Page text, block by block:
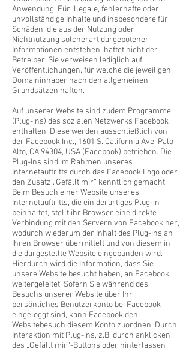
Anwendung. Für illegale, fehlerhafte oder
unvollständige Inhalte und insbesondere für
Schäden, die aus der Nutzung oder
Nichtnutzung solcherart dargebotener
Informationen entstehen, haftet nicht der
Betreiber. Sie verweisen lediglich auf
Veröffentlichungen, für welche die jeweiligen
Domaininhaber nach den allgemeinen
Grundsätzen haften.
Auf unserer Website sind zudem Programme
(Plug-ins) des sozialen Netzwerks Facebook
enthalten. Diese werden ausschließlich von
der Facebook Inc., 1601 S. California Ave, Palo
Alto, CA 94304, USA (Facebook) betrieben. Die
Plug-Ins sind im Rahmen unseres
Internetauftritts durch das Facebook Logo oder
den Zusatz „Gefällt mir” kenntlich gemacht.
Beim Besuch einer Website unseres
Internetauftritts, die ein derartiges Plug-in
beinhaltet, stellt ihr Browser eine direkte
Verbindung mit den Servern von Facebook her,
wodurch wiederum der Inhalt des Plug-ins an
Ihren Browser übermittelt und von diesem in
die dargestellte Website eingebunden wird.
Hierdurch wird die Information, dass Sie
unsere Website besucht haben, an Facebook
weitergeleitet. Sofern Sie während des
Besuchs unserer Website über Ihr
persönliches Benutzerkonto bei Facebook
eingeloggt sind, kann Facebook den
Websitebesuch diesem Konto zuordnen. Durch
Interaktion mit Plug-ins, z.B. durch anklicken
des „Gefällt mir“-Buttons oder hinterlassen